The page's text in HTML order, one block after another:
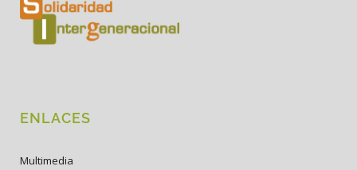
ENLACES
Multimedia